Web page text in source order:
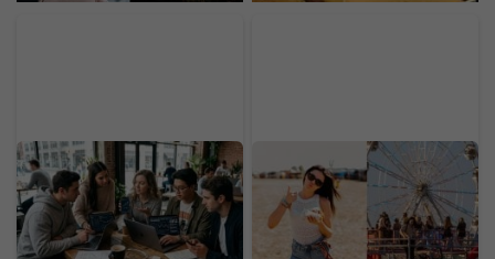
Dôchodok už v 20-ke:
Generácia Z odmieta
drieť do staroby, zavádza
nový trend
„Za 3 dni minieme aj 1
000 eur.“ Slováci
prezradili, aké sumy minú
na festivale
LOVESTREAM (ANKETA)